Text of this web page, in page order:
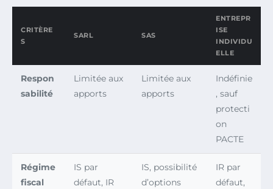
CRITÈRE
S
SARL SAS
ENTREPR
ISE
INDIVIDU
ELLE
Respon
sabilité
Limitée aux
apports
Limitée aux
apports
Indéfinie
, sauf
protecti
on
PACTE
Régime
fiscal
IS par
défaut, IR
IS, possibilité
d’options
IR par
défaut,